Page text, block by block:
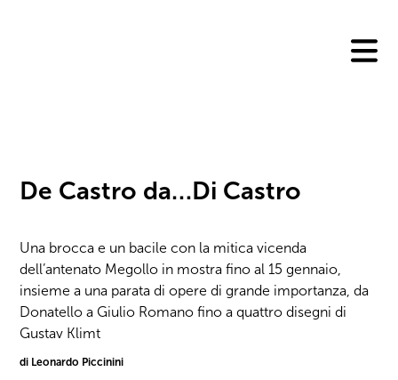
De Castro da…Di Castro
Una brocca e un bacile con la mitica vicenda
dell’antenato Megollo in mostra fino al 15 gennaio,
insieme a una parata di opere di grande importanza, da
Donatello a Giulio Romano fino a quattro disegni di
Gustav Klimt
di Leonardo Piccinini